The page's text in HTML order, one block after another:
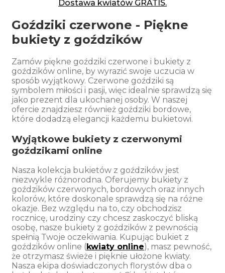
Dostawa kwiatów GRATIS.
Goździki czerwone - Piękne
bukiety z goździków
Zamów piękne goździki czerwone i bukiety z
goździków online, by wyrazić swoje uczucia w
sposób wyjątkowy. Czerwone goździki są
symbolem miłości i pasji, więc idealnie sprawdzą się
jako prezent dla ukochanej osoby. W naszej
ofercie znajdziesz również goździki bordowe,
które dodadzą elegancji każdemu bukietowi.
Wyjątkowe bukiety z czerwonymi
goździkami online
Nasza kolekcja bukietów z goździków jest
niezwykle różnorodna. Oferujemy bukiety z
goździków czerwonych, bordowych oraz innych
kolorów, które doskonale sprawdzą się na różne
okazje. Bez względu na to, czy obchodzisz
rocznicę, urodziny czy chcesz zaskoczyć bliską
osobę, nasze bukiety z goździków z pewnością
spełnią Twoje oczekiwania. Kupując bukiet z
goździków online ( kwiaty online), masz pewność,
że otrzymasz świeże i pięknie ułożone kwiaty.
Nasza ekipa doświadczonych florystów dba o